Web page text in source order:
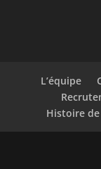
L’équipe
Histoire de